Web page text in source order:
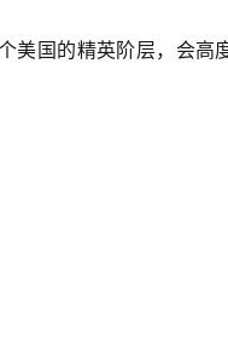
美国的精英阶层，会